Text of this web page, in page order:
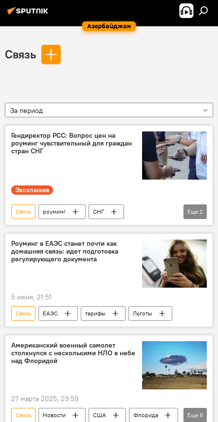
Азербайджан
Связь
За период
Гендиректор РСС: Вопрос цен на
роуминг чувствительный для граждан
стран СНГ
Эксклюзив
Связь роуминг
СНГ
спутниковая сеть Starlink
ПМЭФ
Еще 2
Роуминг в ЕАЭС станет почти как
домашняя связь: идет подготовка
регулирующего документа
5 июня, 21:51
Связь ЕАЭС тарифы Льготы
Американский военный самолет
столкнулся с несколькими НЛО в небе
над Флоридой
27 марта 2025, 23:59
Связь Новости США
Флорида
Еще 9